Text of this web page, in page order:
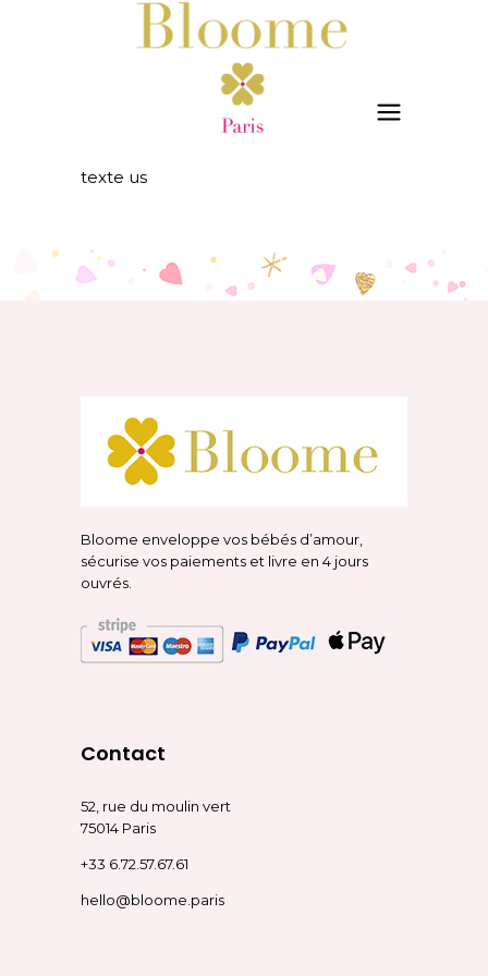
texte us
Bloome enveloppe vos bébés d’amour,
sécurise vos paiements et livre en 4 jours
ouvrés.
Contact
52, rue du moulin vert
75014 Paris
+33 6.72.57.67.61
hello@bloome.paris